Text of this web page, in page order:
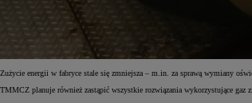
Corolla Hatchback
HYBRID
Zużycie energii w fabryce stale się zmniejsza – m.in. za sprawą wymiany
TMMCZ planuje również zastąpić wszystkie rozwiązania wykorzystujące